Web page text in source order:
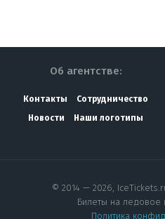
Об агентстве:
Контакты
Сотрудничество
Новости
Наши логотипы
© 2014 — 2026,
Билеты на ледовое
Политика